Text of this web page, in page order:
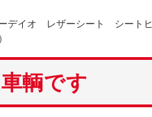
デイオ レザーシート シートヒ
輌です